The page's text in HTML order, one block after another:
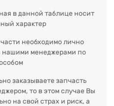
в данной таблице носит
характер
необходимо лично
нашими менеджерами по
заказываете запчасть
то в этом случае Вы
на свой страх и риск, а